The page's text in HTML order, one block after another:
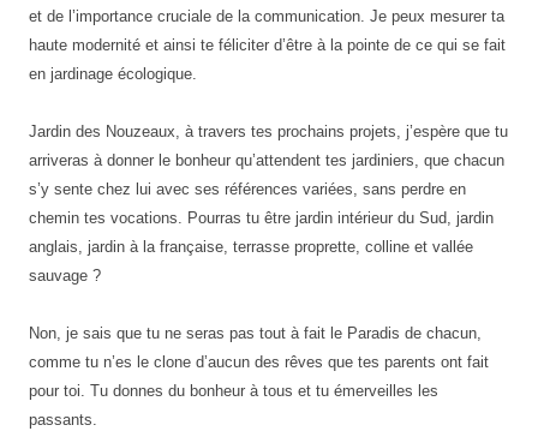
et de l’importance cruciale de la communication. Je peux mesurer ta
haute modernité et ainsi te féliciter d’être à la pointe de ce qui se fait
en jardinage écologique.
Jardin des Nouzeaux, à travers tes prochains projets, j’espère que tu
arriveras à donner le bonheur qu’attendent tes jardiniers, que chacun
s’y sente chez lui avec ses références variées, sans perdre en
chemin tes vocations. Pourras tu être jardin intérieur du Sud, jardin
anglais, jardin à la française, terrasse proprette, colline et vallée
sauvage ?
Non, je sais que tu ne seras pas tout à fait le Paradis de chacun,
comme tu n’es le clone d’aucun des rêves que tes parents ont fait
pour toi. Tu donnes du bonheur à tous et tu émerveilles les
passants.